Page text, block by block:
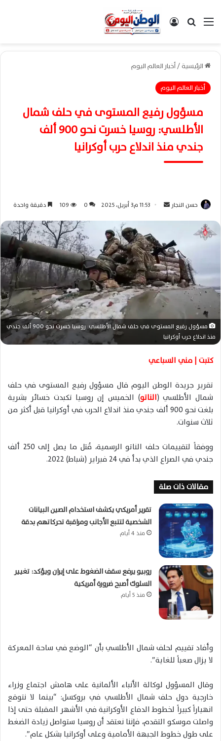
القائمةبحث عن تسجيل الدخول
الرئيسية/أخبار العالم اليوم
أخبار العالم اليوم
مسؤول رفيع المستوى في حلف شمال
الأطلسي: روسيا خسرت نحو 900 ألف
جندي منذ اندلاع حرب أوكرانيا
حسن النجار
ل
ب
ر
ي
د
ل
ك
ت
ر
ن
ي
11:53 م3 أبريل، 2025 0
109 دقيقة واحدة
مسؤول رفيع المستوى في حلف شمال الأطلسي: روسيا خسرت نحو 900 ألف جندي
منذ اندلاع حرب أوكرانيا
كتبت | مني السباعي
تقرير جريدة الوطن اليوم قال مسؤول رفيع المستوى في حلف
شمال الأطلسي (الناتو) الخميس إن روسيا تكبدت خسائر بشرية
بلغت نحو 900 ألف جندي منذ اندلاع الحرب في أوكرانيا قبل أكثر من
ثلاث سنوات.
ووفقاً لتقييمات حلف الناتو الرسمية، قُتل ما يصل إلى 250 ألف
جندي في الصراع الذي بدأ في 24 فبراير (شباط) 2022.
مقالات ذات صلة
تقرير أمريكي يكشف استخدام الصين البيانات
الشخصية لتتبع الأجانب ومراقبة تحركاتهم بدقة
منذ 4 أيام
روبيو يرفع سقف الضغوط على إيران ويؤكد: تغيير
السلوك أصبح ضرورة أمريكية
منذ 5 أيام
وأفاد تقييم لحلف شمال الأطلسي بأن “الوضع في ساحة المعركة
لا يزال صعباً للغاية”.
وقال المسؤول لوكالة الأنباء الألمانية على هامش اجتماع وزراء
خارجية دول حلف شمال الأطلسي في بروكسل: “بينما لا نتوقع
انهياراً كبيراً لخطوط الدفاع الأوكرانية في الأشهر المقبلة حتى إذا
واصلت موسكو التقدم، فإننا نعتقد أن روسيا ستواصل زيادة الضغط
على طول خطوط الجبهة الأمامية وعلى أوكرانيا بشكل عام”.